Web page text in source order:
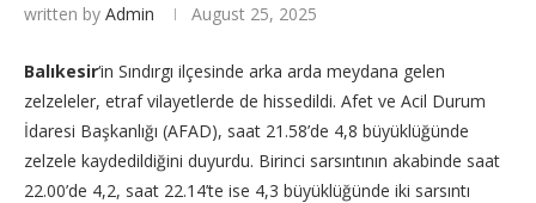
written by Admin August 25, 2025
Balıkesir‘in Sındırgı ilçesinde arka arda meydana gelen
zelzeleler, etraf vilayetlerde de hissedildi. Afet ve Acil Durum
İdaresi Başkanlığı (AFAD), saat 21.58’de 4,8 büyüklüğünde
zelzele kaydedildiğini duyurdu. Birinci sarsıntının akabinde saat
22.00’de 4,2, saat 22.14’te ise 4,3 büyüklüğünde iki sarsıntı